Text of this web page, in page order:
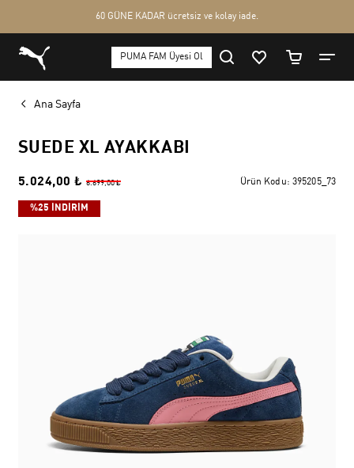
Ana Sayfa
SUEDE XL AYAKKABI
5.024,00 ₺ 6.699,00 ₺ Ürün Kodu: 395205_73
%25 İNDİRİM